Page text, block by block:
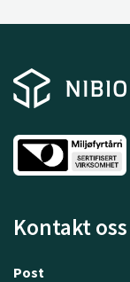
Kontakt oss
Post